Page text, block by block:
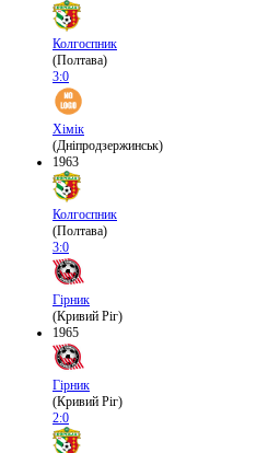
Колгоспник
(Полтава)
3:0
Хімік
(Дніпродзержинськ)
1963
Колгоспник
(Полтава)
3:0
Гірник
(Кривий Ріг)
1965
Гірник
(Кривий Ріг)
2:0